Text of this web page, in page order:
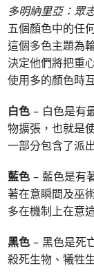
多明納里亞：眾
五個顏色中的任
這個多色主題為
決定他們將把重
使用多的顏色時
白色 – 白色是有
物擴張，也就是
一部分包含了派
藍色 – 藍色是有
著在意瞬間及巫
多在機制上在意
黑色 – 黑色是死
殺死生物、犧牲